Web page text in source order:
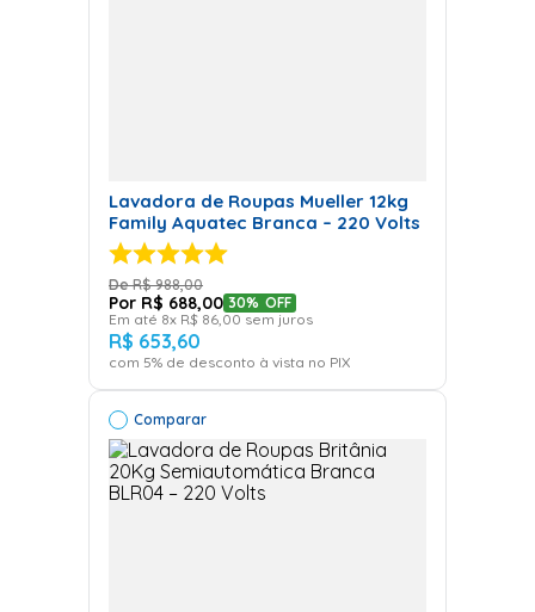
Lavadora de Roupas Mueller 12kg
Family Aquatec Branca – 220 Volts
R$ 988,00
R$ 688,00 30% OFF
Em até 8x R$ 86 00 sem juros
R$ 653,60
com 5% de desconto à vista no PIX
Comparar